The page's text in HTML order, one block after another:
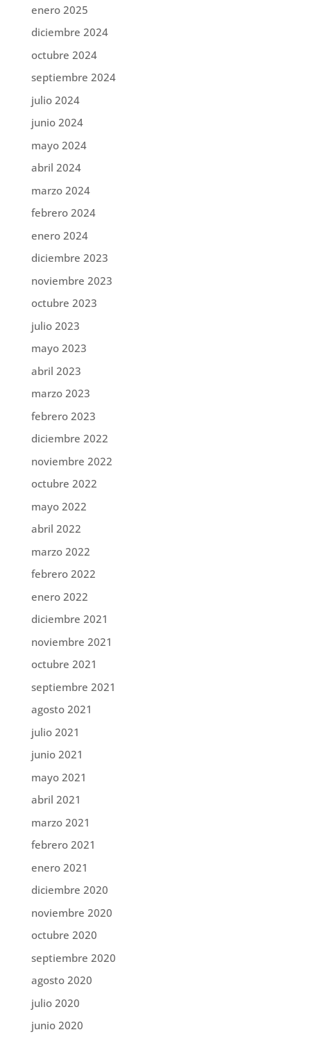
enero 2025
diciembre 2024
octubre 2024
septiembre 2024
julio 2024
junio 2024
mayo 2024
abril 2024
marzo 2024
febrero 2024
enero 2024
diciembre 2023
noviembre 2023
octubre 2023
julio 2023
mayo 2023
abril 2023
marzo 2023
febrero 2023
diciembre 2022
noviembre 2022
octubre 2022
mayo 2022
abril 2022
marzo 2022
febrero 2022
enero 2022
diciembre 2021
noviembre 2021
octubre 2021
septiembre 2021
agosto 2021
julio 2021
junio 2021
mayo 2021
abril 2021
marzo 2021
febrero 2021
enero 2021
diciembre 2020
noviembre 2020
octubre 2020
septiembre 2020
agosto 2020
julio 2020
junio 2020